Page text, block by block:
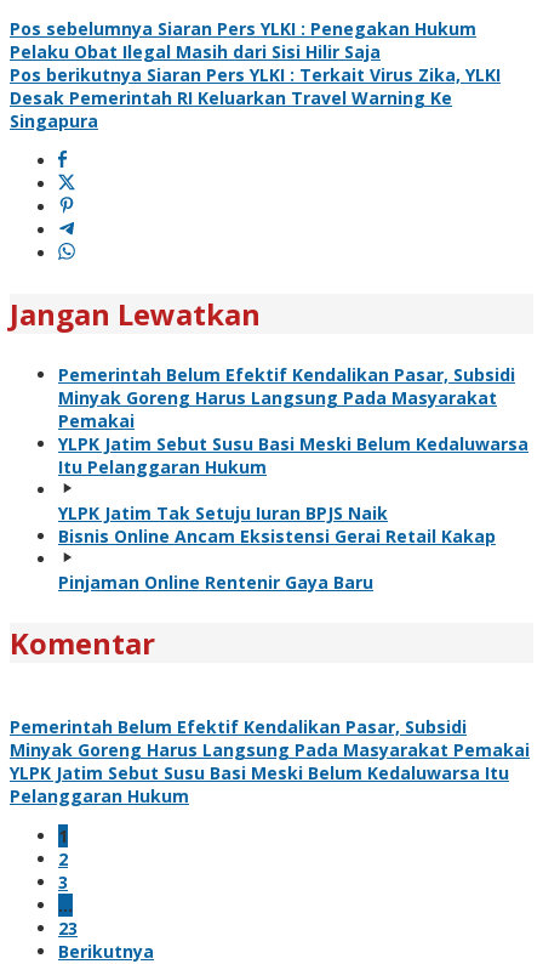
Pos sebelumnya Siaran Pers YLKI : Penegakan Hukum
Pelaku Obat Ilegal Masih dari Sisi Hilir Saja
Pos berikutnya Siaran Pers YLKI : Terkait Virus Zika, YLKI
Desak Pemerintah RI Keluarkan Travel Warning Ke
Singapura
Jangan Lewatkan
Pemerintah Belum Efektif Kendalikan Pasar, Subsidi
Minyak Goreng Harus Langsung Pada Masyarakat
Pemakai
YLPK Jatim Sebut Susu Basi Meski Belum Kedaluwarsa
Itu Pelanggaran Hukum
YLPK Jatim Tak Setuju Iuran BPJS Naik
Bisnis Online Ancam Eksistensi Gerai Retail Kakap
Pinjaman Online Rentenir Gaya Baru
Komentar
Pemerintah Belum Efektif Kendalikan Pasar, Subsidi
Minyak Goreng Harus Langsung Pada Masyarakat Pemakai
YLPK Jatim Sebut Susu Basi Meski Belum Kedaluwarsa Itu
Pelanggaran Hukum
1
2
3
…
23
Berikutnya